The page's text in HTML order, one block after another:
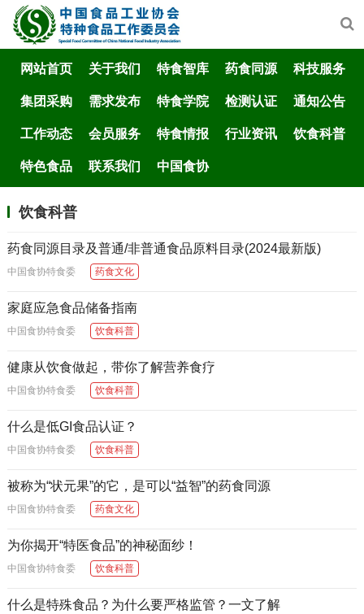
网站首页 关于我们 特食智库 药食同源 科技服务
集团采购 需求发布 特食学院 检测认证 通知公告
工作动态 会员服务 特食情报 行业资讯 饮食科普
特色食品 联系我们 中国食协
饮食科普
药食同源目录及普通/非普通食品原料目录(2024最新版)
中国食协特食委 药食文化
家庭应急食品储备指南
中国食协特食委 饮食科普
健康从饮食做起，带你了解营养食疗
中国食协特食委 饮食科普
什么是低GI食品认证？
中国食协特食委 饮食科普
被称为“状元果”的它，是可以“益智”的药食同源
中国食协特食委 药食文化
为你揭开“特医食品”的神秘面纱！
中国食协特食委 饮食科普
什么是特殊食品？为什么要严格监管？一文了解